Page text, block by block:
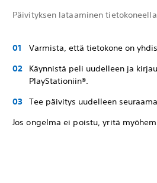
Päivityksen lataaminen
Varmista, että tietokone on
Käynnistä peli uudelleen ja
PlayStationiin®.
Tee päivitys uudelleen
Jos ongelma ei poistu, yritä